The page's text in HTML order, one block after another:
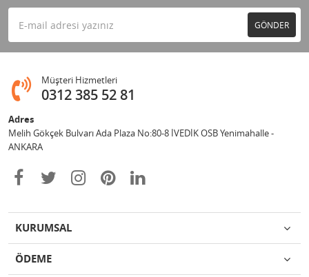
GÖNDER
Müşteri Hizmetleri
0312 385 52 81
Adres
Melih Gökçek Bulvarı Ada Plaza No:80-8 İVEDİK OSB Yenimahalle -
ANKARA
KURUMSAL
ÖDEME